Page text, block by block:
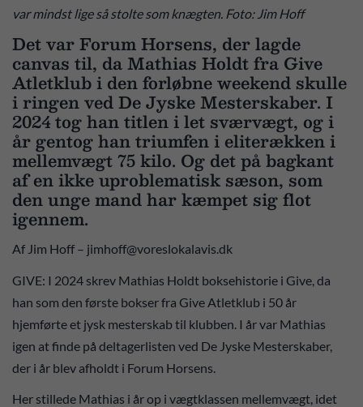
var mindst lige så stolte som knægten. Foto: Jim Hoff
Det var Forum Horsens, der lagde
canvas til, da Mathias Holdt fra Give
Atletklub i den forløbne weekend skulle
i ringen ved De Jyske Mesterskaber. I
2024 tog han titlen i let sværvægt, og i
år gentog han triumfen i eliterækken i
mellemvægt 75 kilo. Og det på bagkant
af en ikke uproblematisk sæson, som
den unge mand har kæmpet sig flot
igennem.
Af Jim Hoff – jimhoff@voreslokalavis.dk
GIVE: I 2024 skrev Mathias Holdt boksehistorie i Give, da
han som den første bokser fra Give Atletklub i 50 år
hjemførte et jysk mesterskab til klubben. I år var Mathias
igen at finde på deltagerlisten ved De Jyske Mesterskaber,
der i år blev afholdt i Forum Horsens.
Her stillede Mathias i år op i vægtklassen mellemvægt, idet